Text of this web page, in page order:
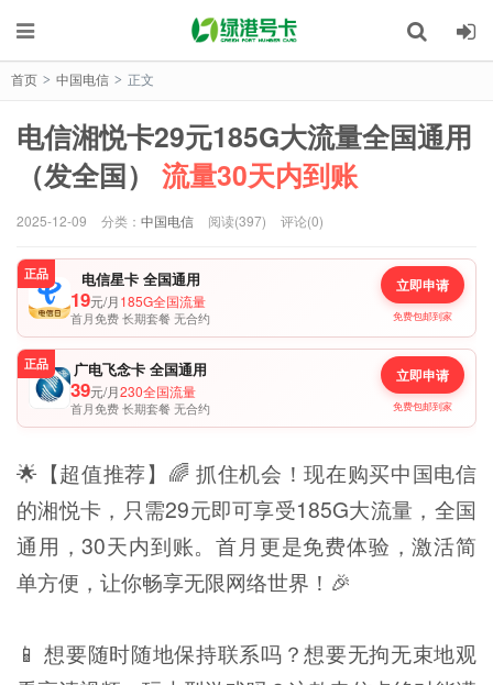
首页 > 中国电信 > 正文
电信湘悦卡29元185G大流量全国通用
（发全国） 流量30天内到账
2025-12-09 分类： 中国电信 阅读(397) 评论(0)
正品 电信星卡 全国通用
19元/月185G全国流量
首月免费 长期套餐 无合约
立即申请
免费包邮到家
正品 广电飞念卡 全国通用
39元/月230全国流量
首月免费 长期套餐 无合约
立即申请
免费包邮到家
🌟【超值推荐】🌈 抓住机会！现在购买中国电信
的湘悦卡，只需29元即可享受185G大流量，全国
通用，30天内到账。首月更是免费体验，激活简
单方便，让你畅享无限网络世界！🎉
📱 想要随时随地保持联系吗？想要无拘无束地观